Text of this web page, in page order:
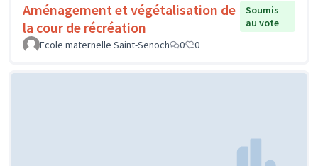
Aménagement et végétalisation de
la cour de récréation
Soumis
au vote
Ecole maternelle Saint-Senoch
0 0